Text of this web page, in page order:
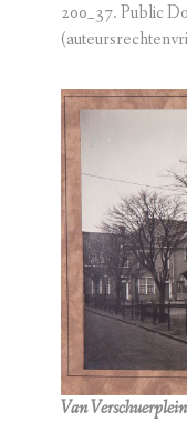
200_37. Public
Van